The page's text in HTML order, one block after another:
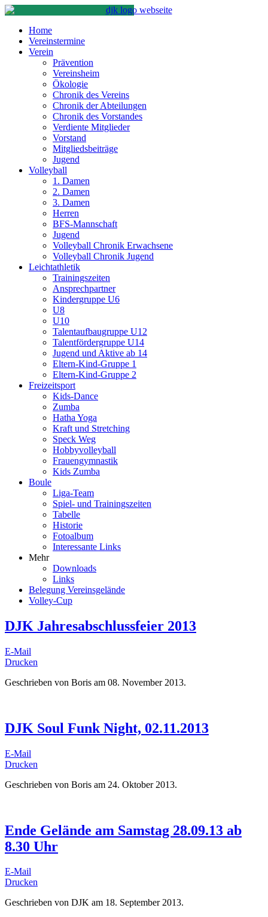
Home
Vereinstermine
Verein
Prävention
Vereinsheim
Ökologie
Chronik des Vereins
Chronik der Abteilungen
Chronik des Vorstandes
Verdiente Mitglieder
Vorstand
Mitgliedsbeiträge
Jugend
Volleyball
1. Damen
2. Damen
3. Damen
Herren
BFS-Mannschaft
Jugend
Volleyball Chronik Erwachsene
Volleyball Chronik Jugend
Leichtathletik
Trainingszeiten
Ansprechpartner
Kindergruppe U6
U8
U10
Talentaufbaugruppe U12
Talentfördergruppe U14
Jugend und Aktive ab 14
Eltern-Kind-Gruppe 1
Eltern-Kind-Gruppe 2
Freizeitsport
Kids-Dance
Zumba
Hatha Yoga
Kraft und Stretching
Speck Weg
Hobbyvolleyball
Frauengymnastik
Kids Zumba
Boule
Liga-Team
Spiel- und Trainingszeiten
Tabelle
Historie
Fotoalbum
Interessante Links
Mehr
Downloads
Links
Belegung Vereinsgelände
Volley-Cup
DJK Jahresabschlussfeier 2013
E-Mail
Drucken
Geschrieben von Boris am 08. November 2013.
DJK Soul Funk Night, 02.11.2013
E-Mail
Drucken
Geschrieben von Boris am 24. Oktober 2013.
Ende Gelände am Samstag 28.09.13 ab
8.30 Uhr
E-Mail
Drucken
Geschrieben von DJK am 18. September 2013.